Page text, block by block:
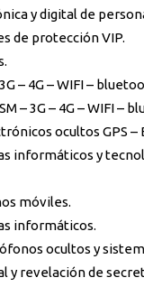
y digital de
de protección VIP.
– 4G – WIFI –
– 3G – 4G – WIFI –
ocultos GPS –
informáticos y
móviles.
informáticos.
ocultos y
y revelación de